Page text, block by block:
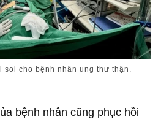
soi cho bệnh nhân ung thư thận.
bệnh nhân cũng phục hồi